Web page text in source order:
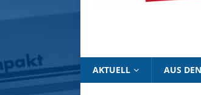
AKTUELL AUS